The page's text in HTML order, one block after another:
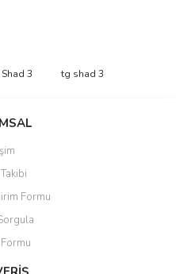
Yaz
ve diğer
görüntülenemiyor.
bulunuyor.
pahalı.
olmalı.
3 tg shad 3
Formu